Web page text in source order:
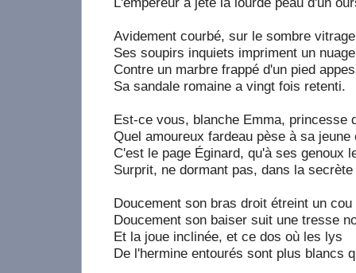
Avidement courbé, sur le sombre vitrage
Ses soupirs inquiets impriment un
Contre un marbre frappé d'un pied
Sa sandale romaine a vingt fois retenti.
Est-ce vous, blanche Emma, princesse
Quel amoureux fardeau pèse à sa jeune
C'est le page Éginard, qu'à ses genoux
Surprit, ne dormant pas, dans la secrète
Doucement son bras droit étreint un
Doucement son baiser suit une tresse
Et la joue inclinée, et ce dos où les lys
De l'hermine entourés sont plus blancs